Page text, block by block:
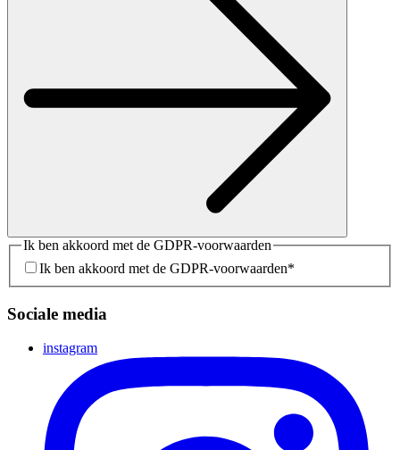
Ik ben akkoord met de GDPR-voorwaarden
Ik ben akkoord met de GDPR-voorwaarden*
Sociale media
instagram